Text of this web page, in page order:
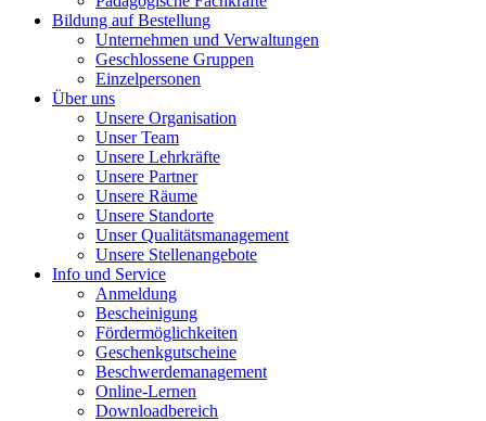
Bildung auf Bestellung
Unternehmen und Verwaltungen
Geschlossene Gruppen
Einzelpersonen
Über uns
Unsere Organisation
Unser Team
Unsere Lehrkräfte
Unsere Partner
Unsere Räume
Unsere Standorte
Unser Qualitätsmanagement
Unsere Stellenangebote
Info und Service
Anmeldung
Bescheinigung
Fördermöglichkeiten
Geschenkgutscheine
Beschwerdemanagement
Online-Lernen
Downloadbereich